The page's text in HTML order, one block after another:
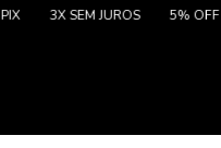
3X SEM JUROS 5% OFF NO PIX